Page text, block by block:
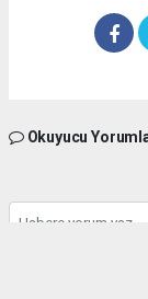
Okuyucu